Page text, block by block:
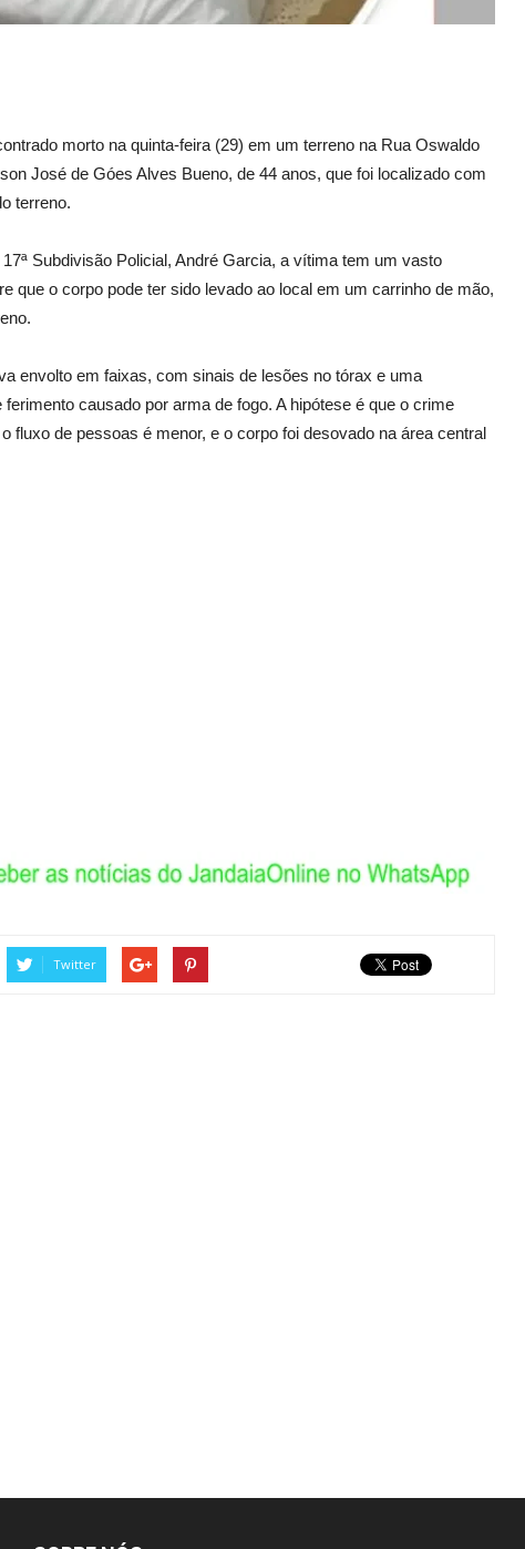
morto na quinta-feira (29) em um terreno na Rua Oswaldo
José de Góes Alves Bueno, de 44 anos, que foi localizado com
terreno.
Subdivisão Policial, André Garcia, a vítima tem um vasto
que o corpo pode ter sido levado ao local em um carrinho de mão,
envolto em faixas, com sinais de lesões no tórax e uma
causado por arma de fogo. A hipótese é que o crime
fluxo de pessoas é menor, e o corpo foi desovado na área central
Twitter